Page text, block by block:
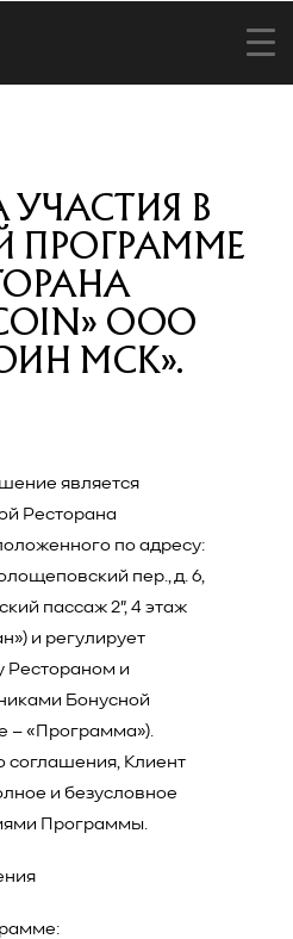
УЧАСТИЯ В
ПРОГРАММЕ
ООО
МСК».
является
Ресторана
по адресу:
пер., д. 6,
пассаж 2", 4 этаж
и регулирует
Рестораном и
Бонусной
– «Программа»).
соглашения, Клиент
и безусловное
Программы.